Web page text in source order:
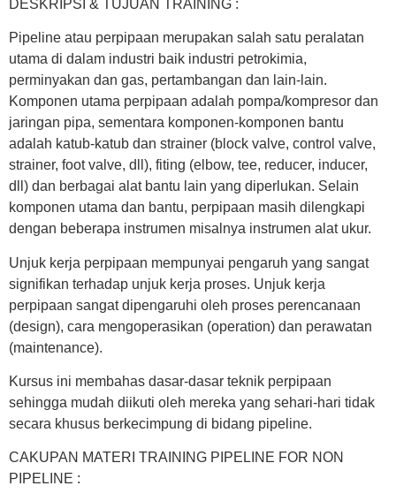
DESKRIPSI & TUJUAN TRAINING :
Pipeline atau perpipaan merupakan salah satu peralatan
utama di dalam industri baik industri petrokimia,
perminyakan dan gas, pertambangan dan lain-lain.
Komponen utama perpipaan adalah pompa/kompresor dan
jaringan pipa, sementara komponen-komponen bantu
adalah katub-katub dan strainer (block valve, control valve,
strainer, foot valve, dll), fiting (elbow, tee, reducer, inducer,
dll) dan berbagai alat bantu lain yang diperlukan. Selain
komponen utama dan bantu, perpipaan masih dilengkapi
dengan beberapa instrumen misalnya instrumen alat ukur.
Unjuk kerja perpipaan mempunyai pengaruh yang sangat
signifikan terhadap unjuk kerja proses. Unjuk kerja
perpipaan sangat dipengaruhi oleh proses perencanaan
(design), cara mengoperasikan (operation) dan perawatan
(maintenance).
Kursus ini membahas dasar-dasar teknik perpipaan
sehingga mudah diikuti oleh mereka yang sehari-hari tidak
secara khusus berkecimpung di bidang pipeline.
CAKUPAN MATERI TRAINING PIPELINE FOR NON
PIPELINE :